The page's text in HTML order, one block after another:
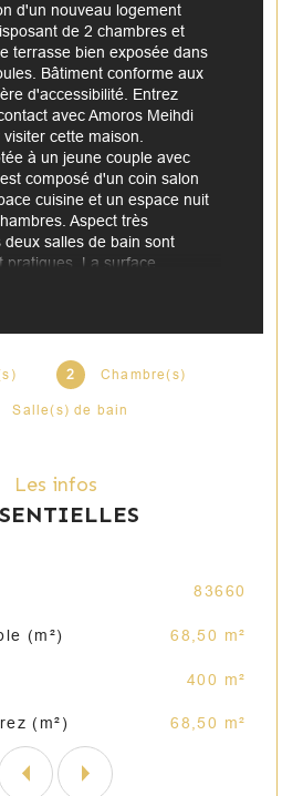
2 Chambre(s)
Salle(s) de bain
Les infos
83660
(m²) 68,50 m²
400 m²
(m²) 68,50 m²
d'un nouveau logement
de 2 chambres et
terrasse bien exposée dans
Bâtiment conforme aux
d'accessibilité. Entrez
avec Amoros Meihdi
cette maison.
à un jeune couple avec
composé d'un coin salon
cuisine et un espace nuit
Aspect très
deux salles de bain sont
pratiques. La surface
en extérieur. Le terrain
printemps. Le domicile a été
reconnaît l'architecture post-
2 920 € par mètre carré